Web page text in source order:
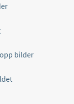
bilder